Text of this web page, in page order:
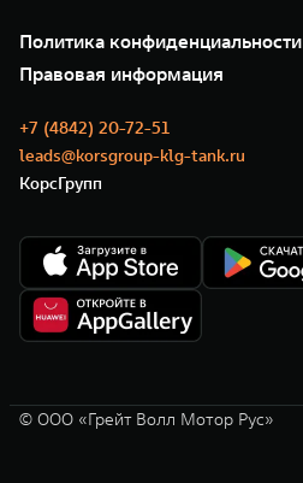
Сервис
Нулевое ТО
Моторные масла
35 лет GWM
GWM ТЕХ ДЕНЬ
Новости
Политика конфиденциальности
Правовая информация
+7 (4842) 20-72-51
leads@korsgroup-klg-tank.ru
КорсГрупп
© ООО «Грейт Волл Мотор Рус»